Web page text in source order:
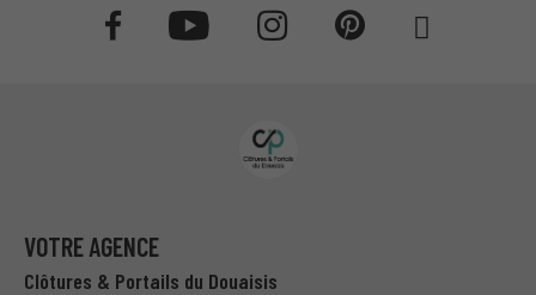
VOTRE AGENCE
Clôtures & Portails du Douaisis